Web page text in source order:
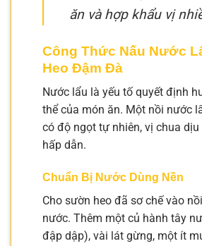
ăn và hợp khẩu vị
Công Thức Nấu Nước
Heo Đậm Đà
Nước lẩu là yếu tố quyết định
thể của món ăn. Một nồi nước
có độ ngọt tự nhiên, vị chua
hấp dẫn.
Chuẩn Bị Nước Dùng Nền
Cho sườn heo đã sơ chế vào
nước. Thêm một củ hành tây
đập dập), vài lát gừng, một ít